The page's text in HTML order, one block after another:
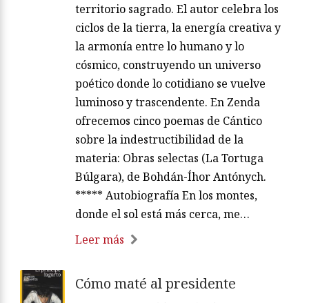
territorio sagrado. El autor celebra los
ciclos de la tierra, la energía creativa y
la armonía entre lo humano y lo
cósmico, construyendo un universo
poético donde lo cotidiano se vuelve
luminoso y trascendente. En Zenda
ofrecemos cinco poemas de Cántico
sobre la indestructibilidad de la
materia: Obras selectas (La Tortuga
Búlgara), de Bohdán-Íhor Antónych.
***** Autobiografía En los montes,
donde el sol está más cerca, me…
Leer más
Cómo maté al presidente